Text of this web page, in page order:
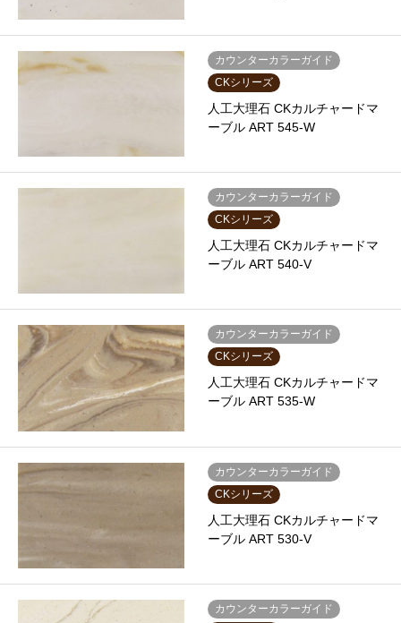
カウンターカラーガイド
CKシリーズ
人工大理石 CKカルチャードマ
ーブル ART 545-W
カウンターカラーガイド
CKシリーズ
人工大理石 CKカルチャードマ
ーブル ART 540-V
カウンターカラーガイド
CKシリーズ
人工大理石 CKカルチャードマ
ーブル ART 535-W
カウンターカラーガイド
CKシリーズ
人工大理石 CKカルチャードマ
ーブル ART 530-V
カウンターカラーガイド